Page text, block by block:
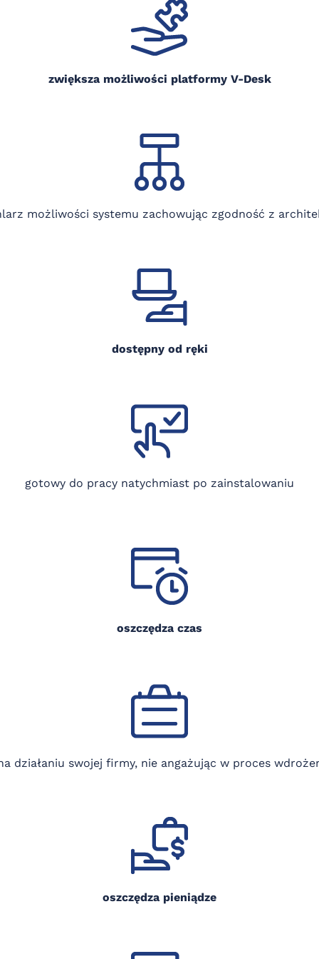
zwiększa możliwości platformy V-Desk
możliwości systemu zachowując zgodność z
dostępny od ręki
gotowy do pracy natychmiast po zainstalowaniu
oszczędza czas
działaniu swojej firmy, nie angażując w proces
oszczędza pieniądze